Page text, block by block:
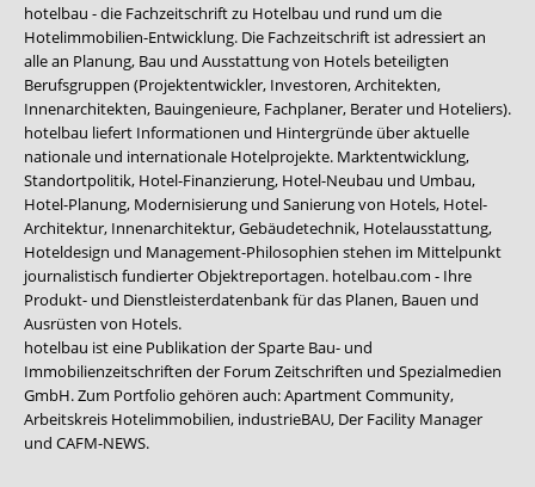
hotelbau - die Fachzeitschrift zu Hotelbau und rund um die
Hotelimmobilien-Entwicklung. Die Fachzeitschrift ist adressiert an
alle an Planung, Bau und Ausstattung von Hotels beteiligten
Berufsgruppen (Projektentwickler, Investoren, Architekten,
Innenarchitekten, Bauingenieure, Fachplaner, Berater und Hoteliers).
hotelbau liefert Informationen und Hintergründe über aktuelle
nationale und internationale Hotelprojekte. Marktentwicklung,
Standortpolitik, Hotel-Finanzierung, Hotel-Neubau und Umbau,
Hotel-Planung, Modernisierung und Sanierung von Hotels, Hotel-
Architektur, Innenarchitektur, Gebäudetechnik, Hotelausstattung,
Hoteldesign und Management-Philosophien stehen im Mittelpunkt
journalistisch fundierter Objektreportagen. hotelbau.com - Ihre
Produkt- und Dienstleisterdatenbank für das Planen, Bauen und
Ausrüsten von Hotels.
hotelbau ist eine Publikation der Sparte Bau- und
Immobilienzeitschriften der Forum Zeitschriften und Spezialmedien
GmbH. Zum Portfolio gehören auch:Apartment Community,
Arbeitskreis Hotelimmobilien, industrieBAU, Der Facility Manager
und CAFM-NEWS.